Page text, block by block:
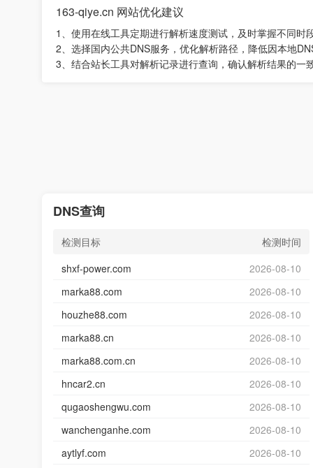
163-qiye.cn 网站优化建议
1、使用在线工具定期进行解析速度测试，及时掌握不同时
2、选择国内公共DNS服务，优化解析路径，降低因本地
3、结合站长工具对解析记录进行查询，确认解析结果的一
DNS查询
检测目标
检测时间
shxf-power.com
2026-08-10
marka88.com
2026-08-10
houzhe88.com
2026-08-10
marka88.cn
2026-08-10
marka88.com.cn
2026-08-10
hncar2.cn
2026-08-10
qugaoshengwu.com
2026-08-10
wanchenganhe.com
2026-08-10
aytlyf.com
2026-08-10